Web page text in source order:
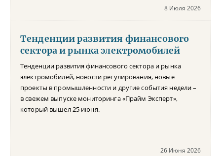
8 Июля 2026
Тенденции развития финансового
сектора и рынка электромобилей
Тенденции развития финансового сектора и рынка
электромобилей, новости регулирования, новые
проекты в промышленности и другие события недели –
в свежем выпуске мониторинга «Прайм Эксперт»,
который вышел 25 июня.
26 Июня 2026